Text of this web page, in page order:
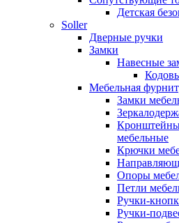
Детская
Soller
Дверные ручки
Замки
Навесные
Мебельная
Замки
мебельные
Крючки
Опоры
Петли
Ручки-
Ручки-